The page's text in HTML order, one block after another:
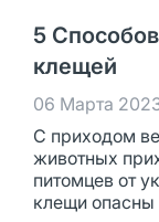
5
клещей
06 Марта
С приходом
животных
питомцев от
клещи опасны